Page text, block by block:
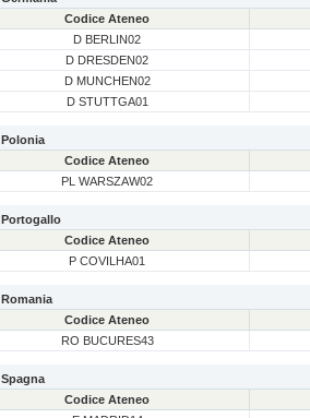
Codice Ateneo
D BERLIN02
D DRESDEN02
D MUNCHEN02
D STUTTGA01
Polonia
Codice Ateneo
PL WARSZAW02
Portogallo
Codice Ateneo
P COVILHA01
Romania
Codice Ateneo
RO BUCURES43
Spagna
Codice Ateneo